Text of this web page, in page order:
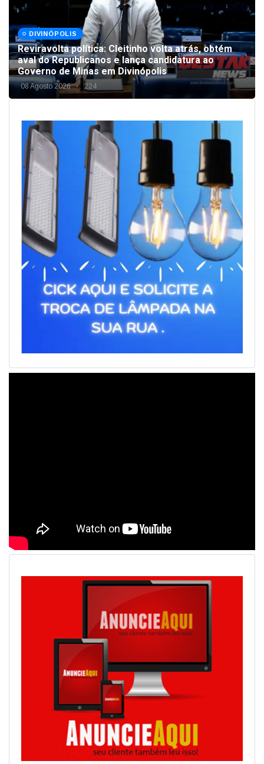
DIVINÓPOLIS
Reviravolta política: Cleitinho volta atrás, obtém
aval do Republicanos e lança candidatura ao
Governo de Minas em Divinópolis
08 Agosto 2026 224